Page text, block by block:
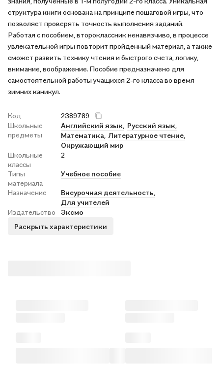
структура книги основана на принципе пошаговой игры, что
позволяет проверять точность выполнения заданий.
Работая с пособием, второклассник ненавязчиво, в процессе
увлекательной игры повторит пройденный материал, а также
сможет развить технику чтения и быстрого счета, логику,
внимание, воображение. Пособие предназначено для
самостоятельной работы учащихся 2-го класса во время
зимних каникул.
Код
2389789
Школьные
предметы
Английский язык,
Русский язык,
Математика, Литературное чтение,
Окружающий мир
Школьные
классы
2
Типы
материала
Учебное пособие
Назначение
Внеурочная деятельность,
Для учителей
Издательство
Эксмо
Раскрыть характеристики